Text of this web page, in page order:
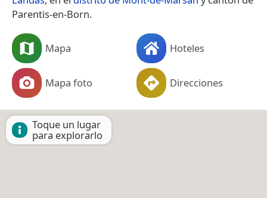
Parentis-en-Born.
Mapa Hoteles
Mapa foto Direcciones
Toque un lugar
para explorarlo